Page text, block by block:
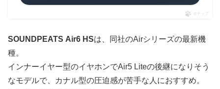
ポチップ
SOUNDPEATS Air6 HSは、同社のAirシリーズの最新機
種。
インナーイヤー型のイヤホンでAir5 Liteの後継になりそう
なモデルで、カナル型の圧迫感が苦手な人におすすめ。